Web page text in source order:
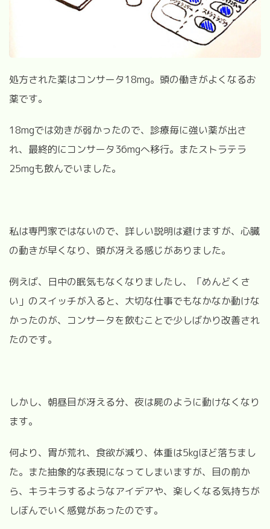
処方された薬はコンサータ18mg。頭の働きがよくなるお
薬です。
18mgでは効きが弱かったので、診療毎に強い薬が出さ
れ、最終的にコンサータ36mgへ移行。またストラテラ
25mgも飲んでいました。
私は専門家ではないので、詳しい説明は避けますが、 心臓
の動きが早くなり、頭が冴える感じがありました。
例えば、日中の眠気もなくなりましたし、
「めんどくさ
い」のスイッチが入ると、大切な仕事でもなかなか動けな
かったのが、コンサータを飲むことで少しばかり改善され
たのです。
しかし、朝昼目が冴える分、夜は屍のように動けなくなり
ます。
何より、胃が荒れ、食欲が減り、体重は5kgほど落ちまし
た。また抽象的な表現になってしまいますが、目の前か
ら、キラキラするようなアイデアや、楽しくなる気持ちが
しぼんでいく感覚があったのです。